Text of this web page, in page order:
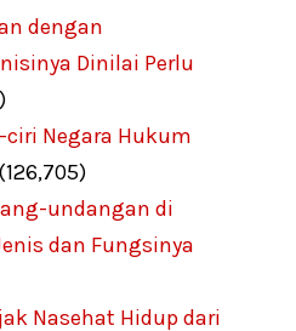
dengan
Dinilai Perlu
Negara Hukum
(126,705)
undangan di
dan Fungsinya
Nasehat Hidup dari